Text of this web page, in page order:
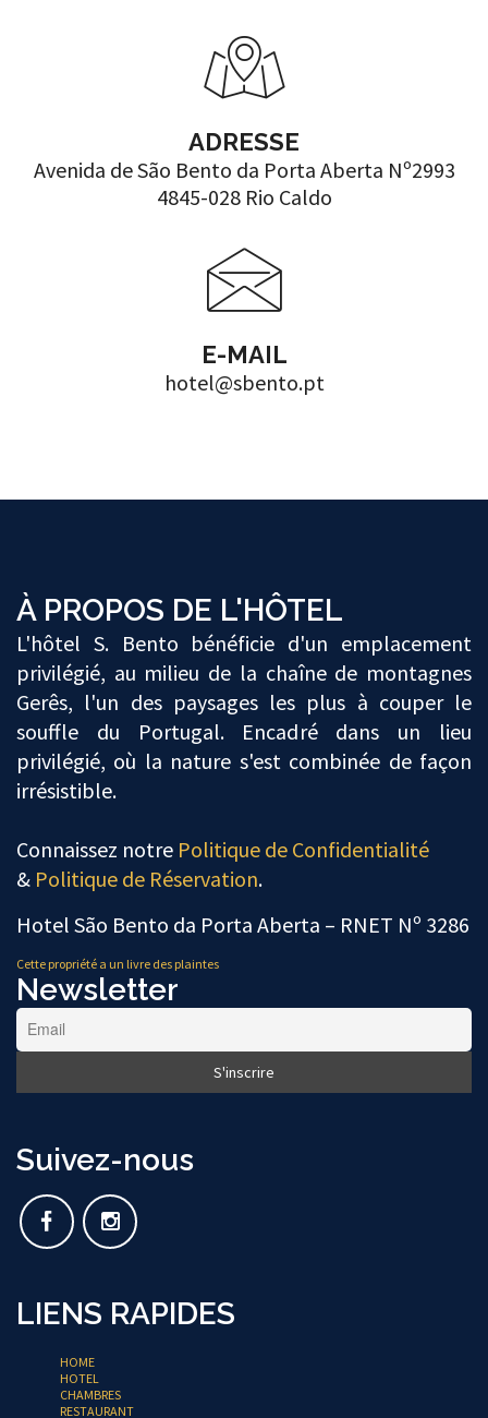
ADRESSE
Avenida de São Bento da Porta Aberta Nº2993
4845-028 Rio Caldo
E-MAIL
hotel@sbento.pt
À PROPOS DE L'HÔTEL
L'hôtel S. Bento bénéficie d'un emplacement
privilégié, au milieu de la chaîne de montagnes
Gerês, l'un des paysages les plus à couper le
souffle du Portugal. Encadré dans un lieu
privilégié, où la nature s'est combinée de façon
irrésistible.
Connaissez notre Politique de Confidentialité
& Politique de Réservation.
Hotel São Bento da Porta Aberta – RNET Nº 3286
Cette propriété a un livre des plaintes
Newsletter
Suivez-nous
LIENS RAPIDES
HOME
HOTEL
CHAMBRES
RESTAURANT